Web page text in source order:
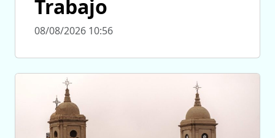
Trabajo
08/08/2026 10:56